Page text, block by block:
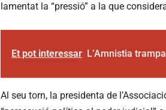
lamentat la “pressió” a la que
Et pot interessar L’Amnistia trampa
Al seu torn, la presidenta de